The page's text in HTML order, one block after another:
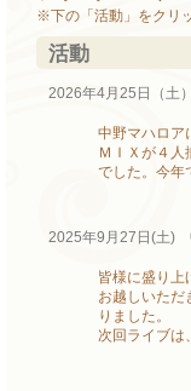
※下の「活動」をクリ
活動
2026年4月25日（土
中野マハロア
ＭＩＸが４
でした。今年
2025年9月27日(土)
皆様に盛り上
お越しいただ
りました。
次回ライブは